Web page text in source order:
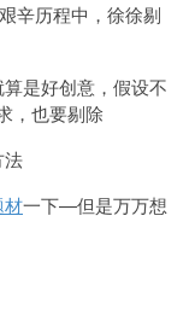
辛历程中，徐徐剔
是好创意，假设不
，也要剔除
法
材一下—但是万万想